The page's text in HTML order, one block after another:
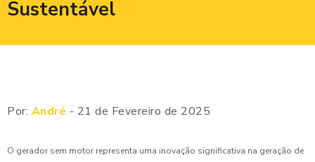
Sustentável
Por: André - 21 de Fevereiro de 2025
O gerador sem motor representa uma inovação significativa na geração de